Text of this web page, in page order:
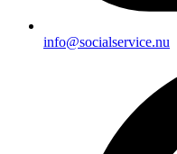
info@socialservice.nu